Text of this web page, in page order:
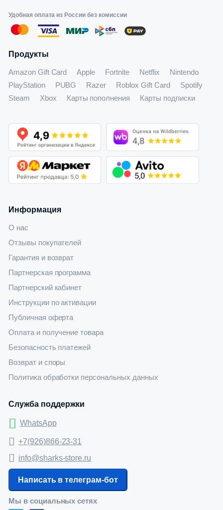
Удобная оплата из России без комиссии
Продукты
Amazon Gift Card Apple Fortnite Netflix
Nintendo
PlayStation
PUBG Razer Roblox Gift Card
Spotify
Steam
Xbox Карты пополнения Карты подписки
Информация
О нас
Отзывы покупателей
Гарантия и возврат
Партнерская программа
Партнерский кабинет
Инструкции по активации
Публичная оферта
Оплата и получение товара
Безопасность платежей
Возврат и споры
Политика обработки персональных данных
Служба поддержки
WhatsApp
+7(926)866-23-31
info@sharks-store.ru
Написать в телеграм-бот
Мы в социальных сетях